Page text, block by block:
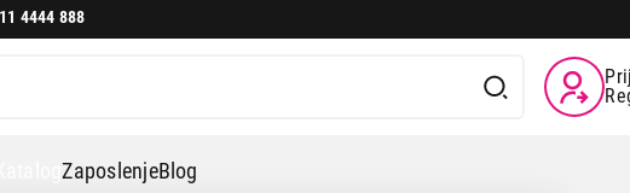
4444 888
ZaposlenjeBlog